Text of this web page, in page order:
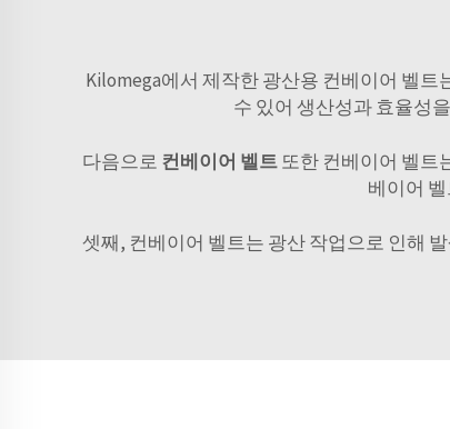
Kilomega에서 제작한 광산용 컨베이어 벨
수 있어 생산성과 효율성
다음으로 컨베이어 벨트또한 컨베이어 벨트
베이어
셋째, 컨베이어 벨트는 광산 작업으로 인해